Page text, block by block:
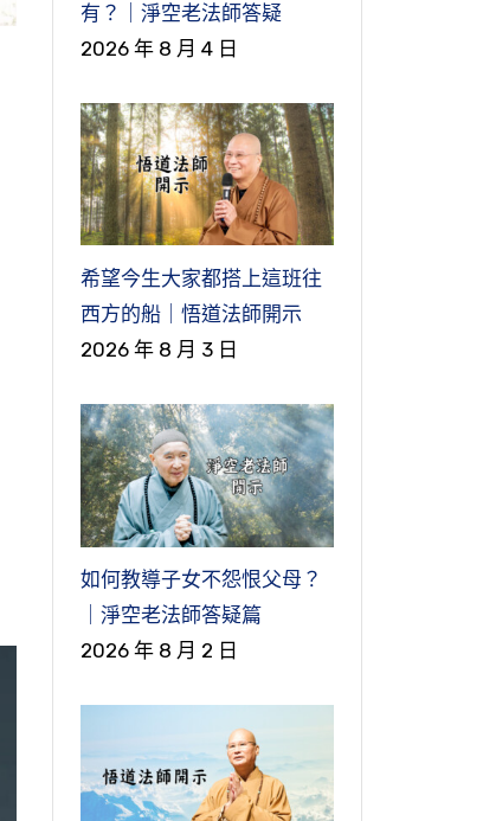
有？｜淨空老法師答疑
2026 年 8 月 4 日
希望今生大家都搭上這班往
西方的船｜悟道法師開示
2026 年 8 月 3 日
如何教導子女不怨恨父母？
｜淨空老法師答疑篇
2026 年 8 月 2 日